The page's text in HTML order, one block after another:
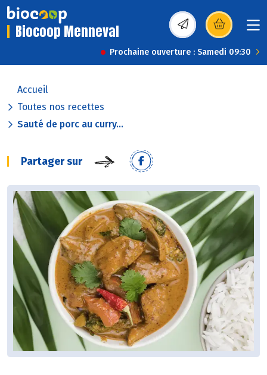
Biocoop Menneval (s’ouvre dans une
Prochaine ouverture : Samedi 09:30
Accueil
Toutes nos recettes
Sauté de porc au curry...
Partager sur